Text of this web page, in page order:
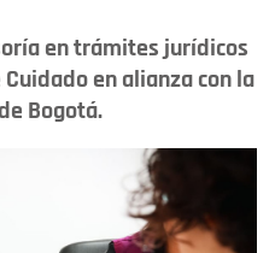
en trámites jurídicos
en alianza con la
Bogotá.